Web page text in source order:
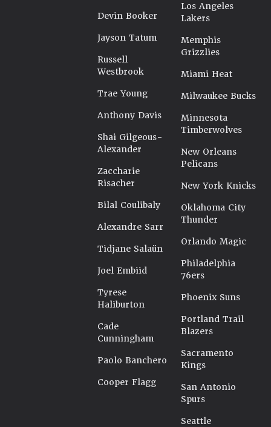
Devin Booker
Jayson Tatum
Russell
Westbrook
Trae Young
Anthony Davis
Shai Gilgeous-
Alexander
Zaccharie
Risacher
Bilal Coulibaly
Alexandre Sarr
Tidjane Salaün
Joel Embiid
Tyrese
Haliburton
Cade
Cunningham
Paolo Banchero
Cooper Flagg
Los Angeles
Lakers
Memphis
Grizzlies
Miami Heat
Milwaukee Bucks
Minnesota
Timberwolves
New Orleans
Pelicans
New York Knicks
Oklahoma City
Thunder
Orlando Magic
Philadelphia
76ers
Phoenix Suns
Portland Trail
Blazers
Sacramento
Kings
San Antonio
Spurs
Seattle